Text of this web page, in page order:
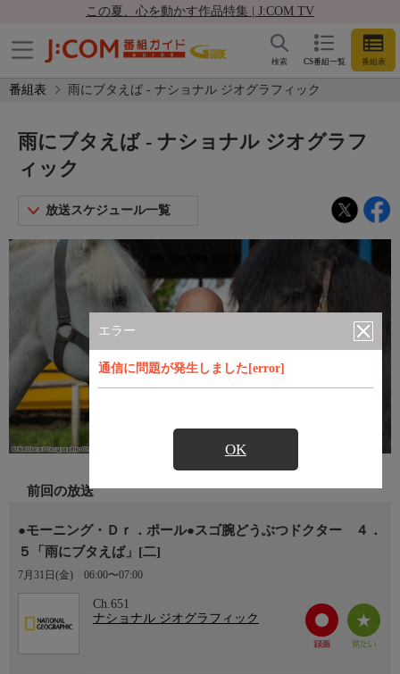
この夏、心を動かす作品特集 | J:COM TV
CS番組一覧 番組表
検索
番組表 雨にブタえば - ナショナル ジオグラフィック
エラー
通信に問題が発生しました[error]
OK
雨にブタえば - ナショナル ジオグラフ
ィック
放送スケジュール一覧
前回の放送
●モーニング・Ｄｒ．ポール●スゴ腕どうぶつドクター ４．
５「雨にブタえば」[二]
7月31日(金) 06:00〜07:00
Ch.651
ナショナル ジオグラフィック